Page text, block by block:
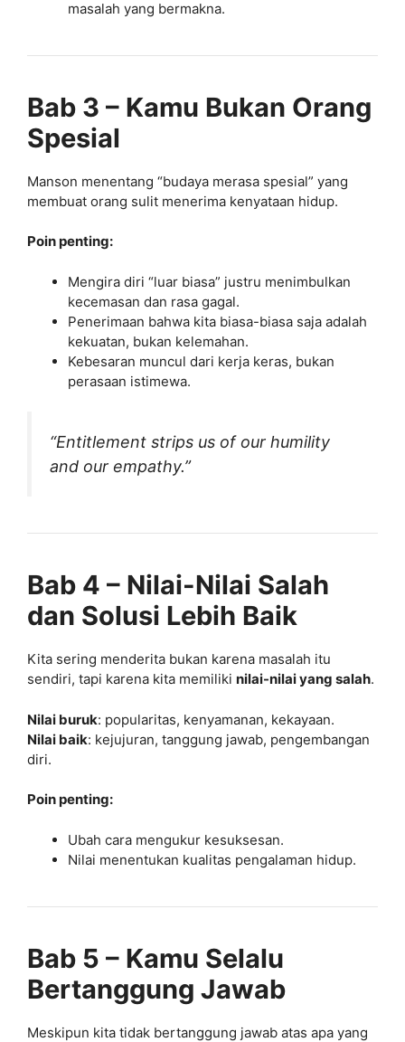
masalah yang bermakna.
Bab 3 – Kamu Bukan Orang
Spesial
Manson menentang “budaya merasa spesial” yang
membuat orang sulit menerima kenyataan hidup.
Poin penting:
Mengira diri “luar biasa” justru menimbulkan
kecemasan dan rasa gagal.
Penerimaan bahwa kita biasa-biasa saja adalah
kekuatan, bukan kelemahan.
Kebesaran muncul dari kerja keras, bukan
perasaan istimewa.
“Entitlement strips us of our humility
and our empathy.”
Bab 4 – Nilai-Nilai Salah
dan Solusi Lebih Baik
Kita sering menderita bukan karena masalah itu
sendiri, tapi karena kita memiliki nilai-nilai yang salah.
Nilai buruk: popularitas, kenyamanan, kekayaan.
Nilai baik: kejujuran, tanggung jawab, pengembangan
diri.
Poin penting:
Ubah cara mengukur kesuksesan.
Nilai menentukan kualitas pengalaman hidup.
Bab 5 – Kamu Selalu
Bertanggung Jawab
Meskipun kita tidak bertanggung jawab atas apa yang